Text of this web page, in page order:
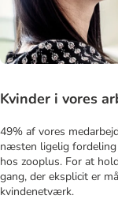
Kvinder i vores
49% af vores
næsten ligelig fordeling
hos zooplus. For at
gang, der eksplicit er
kvindenetværk.